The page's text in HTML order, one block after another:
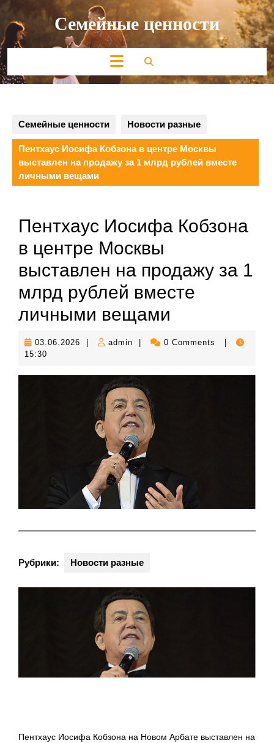
Перейти
содержимому Семейные ценности
Кнопка
Открыть
Семейные ценности Новости разные
Пентхаус Иосифа Кобзона в центре Москвы
выставлен на продажу за 1 млрд рублей вместе
личными вещами
Пентхаус Иосифа Кобзона
в центре Москвы
выставлен на продажу за 1
млрд рублей вместе
личными вещами
03.06.2026 03.06.2026
admin admin 0 Comments
15:30
Рубрики: Новости разные
Пентхаус Иосифа Кобзона на Новом Арбате выставлен на